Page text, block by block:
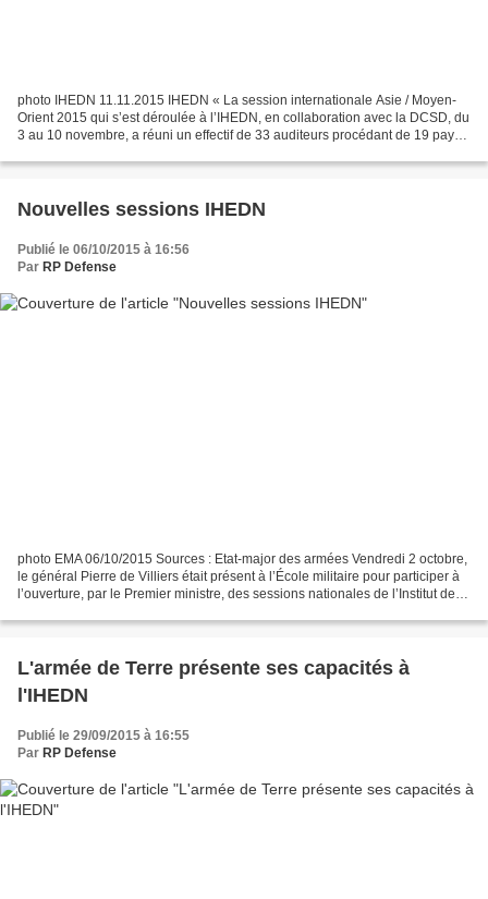
photo IHEDN 11.11.2015 IHEDN « La session internationale Asie / Moyen-
Orient 2015 qui s’est déroulée à l’IHEDN, en collaboration avec la DCSD, du
3 au 10 novembre, a réuni un effectif de 33 auditeurs procédant de 19 pays :
Nouvelles sessions IHEDN
Publié le 06/10/2015 à 16:56
Par RP Defense
photo EMA 06/10/2015 Sources : Etat-major des armées Vendredi 2 octobre,
le général Pierre de Villiers était présent à l’École militaire pour participer à
l’ouverture, par le Premier ministre, des sessions nationales de l’Institut des
L'armée de Terre présente ses capacités à
l'IHEDN
Publié le 29/09/2015 à 16:55
Par RP Defense